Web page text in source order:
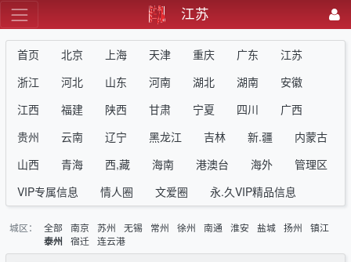
江苏
首页 北京 上海 天津 重庆 广东
江苏
浙江
河北 山东 河南 湖北 湖南
安徽
江西
福建 陕西 甘肃 宁夏 四川
广西
贵州
云南 辽宁 黑龙江 吉林 新.疆
内蒙古
山西
青海 西,藏 海南 港澳台 海外
管理区
VIP专属信息
情人圈 文爱圈 永.久VIP精品信息
城区： 全部 南京 苏州 无锡 常州 徐州 南通 淮安 盐城 扬州
镇江
泰州
宿迁 连云港